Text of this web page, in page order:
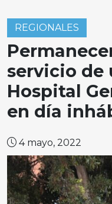
REGIONALES
servicio de
Hospital
en día
4 mayo, 2022